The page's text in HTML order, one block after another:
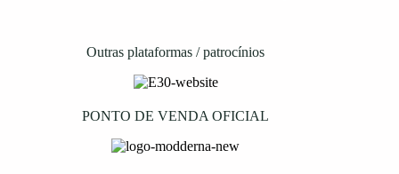
Outras plataformas / patrocínios
PONTO DE VENDA OFICIAL